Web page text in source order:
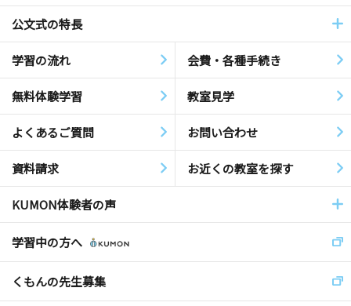
公文式の特長
学習の流れ 会費・各種手続き
無料体験学習 教室見学
よくあるご質問 お問い合わせ
資料請求 お近くの教室を探す
KUMON体験者の声
学習中の方へ
くもんの先生募集